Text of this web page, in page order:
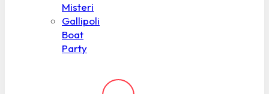
Misteri
Gallipoli
Boat
Party